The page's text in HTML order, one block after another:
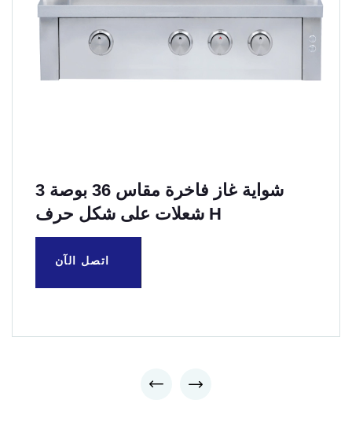
شواية غاز فاخرة مقاس 36 بوصة 3
شعلات على شكل حرف H
اتصل الآن